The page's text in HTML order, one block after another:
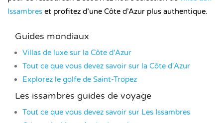
Issambres et profitez d’une Côte d’Azur plus authentique.
Guides mondiaux
Villas de luxe sur la Côte d'Azur
Tout ce que vous devez savoir sur la Côte d'Azur
Explorez le golfe de Saint-Tropez
Les issambres guides de voyage
Tout ce que vous devez savoir sur Les Issambres